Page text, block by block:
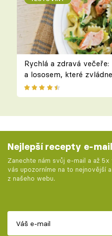
Rychlá a zdravá
a lososem, které
Nejlepší recepty e-
Zanechte nám svůj e-mail a až 5x
vás upozorníme na to nejnovější
z našeho webu.